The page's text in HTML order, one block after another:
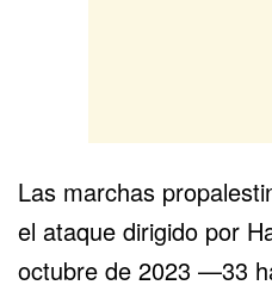
Las marchas
el ataque dirigido por
octubre de 2023 —33